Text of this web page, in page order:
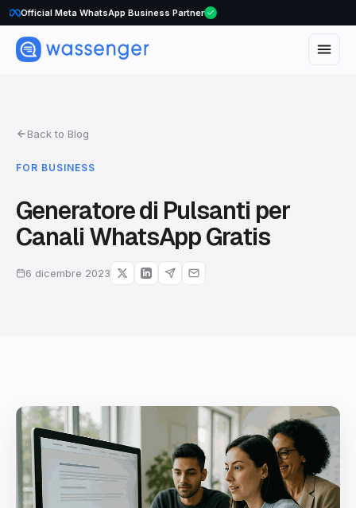
Official Meta WhatsApp Business Partner
Back to Blog
FOR BUSINESS
Generatore di Pulsanti per
Canali WhatsApp Gratis
6 dicembre 2023